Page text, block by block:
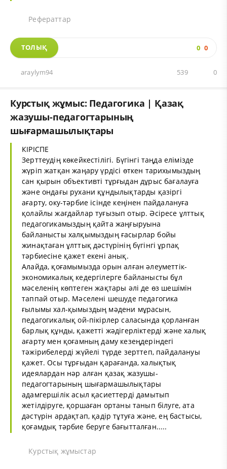
Рефераттар
ТОЛЫҚ 0 0
araylym94 0
539
Курстық жұмыс: Педагогика | Қазақ
жазушы-педагогтарының
шығармашылықтары
КІРІСПЕ
Зерттеудің көкейкестілігі. Бүгінгі таңда елімізде
жүріп жатқан жаңару үрдісі өткен тарихымыздың
сан қырын объективті тұрғыдан дұрыс бағалауға
және ондағы рухани құндылықтарды қазіргі
ағарту, оку-тәрбие ісінде кеңінен пайдалануға
қолайлы жағдайлар туғызып отыр. Әсіресе ұлттық
педагогикамыздың қайта жаңғыруына
байланысты халқымыздың ғасырлар бойы
жинақтаған ұлттық дәстүрінің бүгінгі ұрпақ
тәрбиесіне қажет екені анық.
Алайда, қоғамымызда орын алған әлеуметтік-
экономикалық кедергілерге байланысты бұл
мәселенің көптеген жақтары әлі де өз шешімін
таппай отыр. Мәселені шешуде педагогика
ғылымы хал-қымыздың мәдени мұрасын,
педагогикалық ой-пікірлер саласында қорланған
барлық құнды, қажетті жәдігерліктерді және халық
ағарту мен қоғамның даму кезеңдеріндегі
тәжірибелерді жүйелі түрде зерттеп, пайдалануы
қажет. Осы тұрғыдан қарағанда, халықтық
идеялардан нәр алған қазақ жазушы-
педагогтарының шығармашылықтары
адамгершілік асыл қасиеттерді дамытып
жетілдіруге, қоршаған ортаны танып білуге, ата
дәстүрін ардақтап, қадір тұтуға және, ең бастысы,
қоғамдық тәрбие беруге бағытталған.....
Курстық жұмыстар